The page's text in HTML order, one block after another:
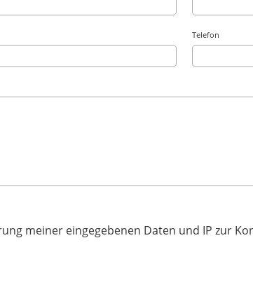
Telefon
meiner eingegebenen Daten und IP zur